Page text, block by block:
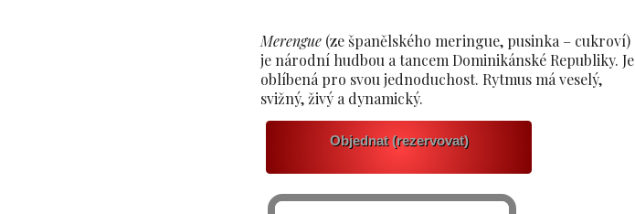
Merengue(ze španělského meringue, pusinka – cukroví)
je národní hudbou a tancem Dominikánské Republiky. Je
oblíbená pro svou jednoduchost. Rytmus má veselý,
svižný, živý a dynamický.
Objednat (rezervovat)